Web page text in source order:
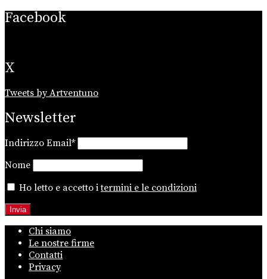
Facebook
X
Tweets by Artventuno
Newsletter
Indirizzo Email*
Nome
Ho letto e accetto itermini e le condizioni
Chi siamo
Le nostre firme
Contatti
Privacy